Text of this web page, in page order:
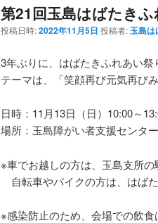
第21回玉島はばたき
投稿日時:2022年11月5日 投稿者:玉島は
3年ぶりに、はばたきふれあい祭
テーマは、「笑顔再び元気再び
日時：11月13日（日）10:00～
場所：玉島障がい者支援センタ
※車でお越しの方は、玉島支所の
自転車やバイクの方は、はば
※感染防止のため、会場での飲食